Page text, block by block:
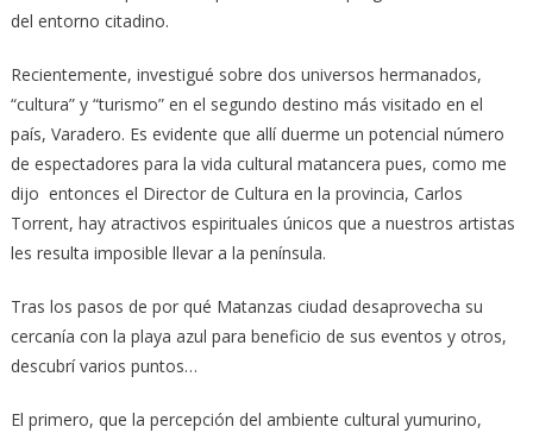
del entorno citadino.
Recientemente, investigué sobre dos universos hermanados,
“cultura” y “turismo” en el segundo destino más visitado en el
país, Varadero. Es evidente que allí duerme un potencial número
de espectadores para la vida cultural matancera pues, como me
dijo entonces el Director de Cultura en la provincia, Carlos
Torrent, hay atractivos espirituales únicos que a nuestros artistas
les resulta imposible llevar a la península.
Tras los pasos de por qué Matanzas ciudad desaprovecha su
cercanía con la playa azul para beneficio de sus eventos y otros,
descubrí varios puntos…
El primero, que la percepción del ambiente cultural yumurino,